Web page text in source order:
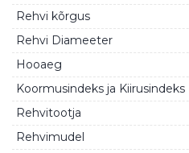
Rehvi kõrgus
Rehvi Diameeter
Hooaeg
Koormusindeks ja Kiirusindeks
Rehvitootja
Rehvimudel